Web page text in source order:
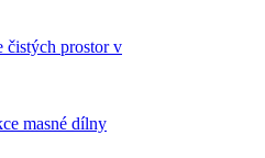
čistých prostor v
masné dílny